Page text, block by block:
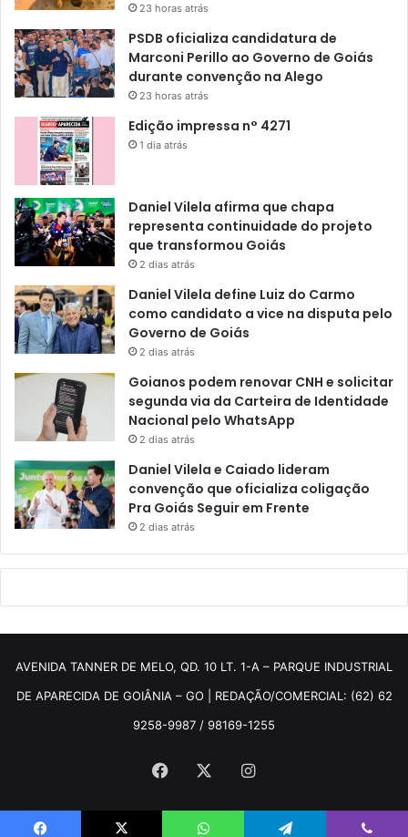
23 horas atrás
PSDB oficializa candidatura de
Marconi Perillo ao Governo de Goiás
durante convenção na Alego
23 horas atrás
Edição impressa n° 4271
1 dia atrás
Daniel Vilela afirma que chapa
representa continuidade do projeto
que transformou Goiás
2 dias atrás
Daniel Vilela define Luiz do Carmo
como candidato a vice na disputa pelo
Governo de Goiás
2 dias atrás
Goianos podem renovar CNH e solicitar
segunda via da Carteira de Identidade
Nacional pelo WhatsApp
2 dias atrás
Daniel Vilela e Caiado lideram
convenção que oficializa coligação
Pra Goiás Seguir em Frente
2 dias atrás
AVENIDA TANNER DE MELO, QD. 10 LT. 1-A – PARQUE INDUSTRIAL
DE APARECIDA DE GOIÂNIA – GO | REDAÇÃO/COMERCIAL: (62) 62
9258-9987 / 98169-1255
Facebook Instagram